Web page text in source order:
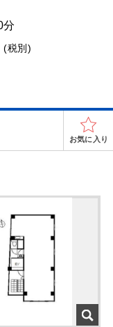
分
(税別)
お気に入り